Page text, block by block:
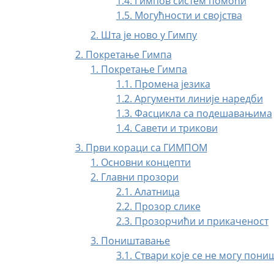
1.5. Могућности и својства
2. Шта је ново у Гимпу
2. Покретање Гимпа
1. Покретање Гимпа
1.1. Промена језика
1.2. Аргументи линије наредби
1.3. Фасцикла са подешавањима
1.4. Савети и трикови
3. Први кораци са ГИМПОМ
1. Основни концепти
2. Главни прозори
2.1. Алатница
2.2. Прозор слике
2.3. Прозорчићи и прикаченост
3. Поништавање
3.1. Ствари које се не могу